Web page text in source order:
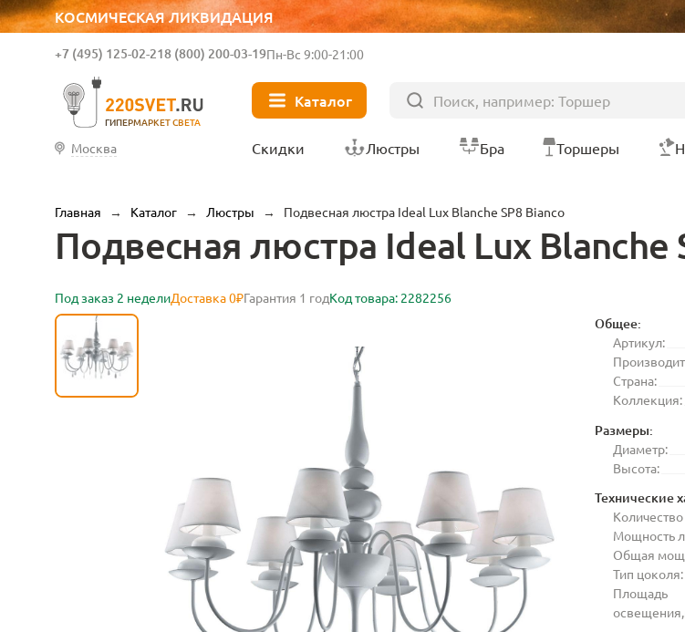
КОСМИЧЕСКАЯ ЛИКВИДАЦИЯ
ГИПЕРМАРКЕТ СВЕТА
+7 (495) 125-02-218 (800) 200-03-19Пн-Вс 9:00-21:00
Каталог
Москва Скидки Люстры Бра Торшеры
Главная → Каталог → Люстры → Подвесная люстра Ideal Lux Blanche SP8 Bianco
Подвесная люстра Ideal Lux Blanche
Под заказ 2 неделиДоставка 0₽Гарантия 1 годКод товара: 2282256
Общее:
Артикул:
Страна:
Коллекция:
Размеры:
Диаметр:
Высота:
Технические
Мощность
Общая
Тип цоколя:
Площадь